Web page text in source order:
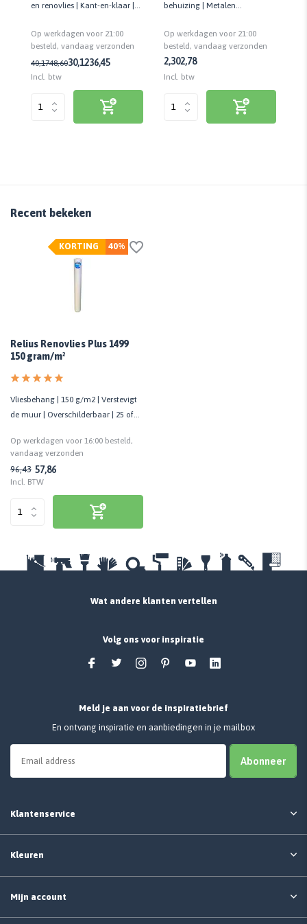
en renovlies | Kant-en-klaar |
Op werkdagen voor 21:00
besteld, vandaag verzonden
40,1748,6030,1236,45
Incl. btw
behuizing | Metalen
veiligheidsslot
Op werkdagen voor 21:00
besteld, vandaag verzonden
2,302,78
Incl. btw
Recent bekeken
40%
KORTING
Relius Renovlies Plus 1499
150 gram/m²
Vliesbehang | 150 g/m2 | Verstevigt
de muur | Overschilderbaar | 25 of
Op werkdagen voor 16:00 besteld,
vandaag verzonden
96,43 57,86
Incl. BTW
Wat andere klanten vertellen
Volg ons voor inspiratie
Meld je aan voor de inspiratiebrief
En ontvang inspiratie en aanbiedingen in je mailbox
Abonneer
Klantenservice
Kleuren
Mijn account